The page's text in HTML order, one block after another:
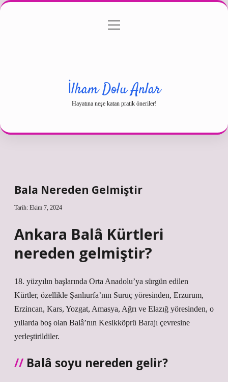
Gizlilik Politikası
menüyü
İlham Dolu Anlar
Hayatına neşe katan pratik öneriler!
Bala Nereden Gelmiştir
Tarih: Ekim 7, 2024
Ankara Balâ Kürtleri
nereden gelmiştir?
18. yüzyılın başlarında Orta Anadolu’ya sürgün edilen
Kürtler, özellikle Şanlıurfa’nın Suruç yöresinden, Erzurum,
Erzincan, Kars, Yozgat, Amasya, Ağrı ve Elazığ yöresinden, o
yıllarda boş olan Balâ’nın Kesikköprü Barajı çevresine
yerleştirildiler.
Balâ soyu nereden gelir?